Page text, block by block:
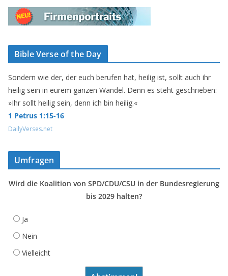
Bible Verse of the Day
Sondern wie der, der euch berufen hat, heilig ist, sollt auch ihr
heilig sein in eurem ganzen Wandel. Denn es steht geschrieben:
»Ihr sollt heilig sein, denn ich bin heilig.«
1 Petrus 1:15-16
DailyVerses.net
Umfragen
Wird die Koalition von SPD/CDU/CSU in der Bundesregierung
bis 2029 halten?
Ja
Nein
Vielleicht